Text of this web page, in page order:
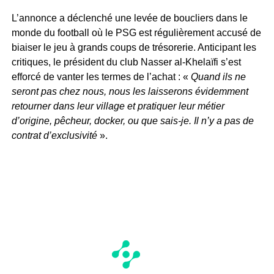
L’annonce a déclenché une levée de boucliers dans le
monde du football où le PSG est régulièrement accusé de
biaiser le jeu à grands coups de trésorerie. Anticipant les
critiques, le président du club Nasser al-Khelaïfi s’est
efforcé de vanter les termes de l’achat : « Quand ils ne
seront pas chez nous, nous les laisserons évidemment
retourner dans leur village et pratiquer leur métier
d’origine, pêcheur, docker, ou que sais-je. Il n’y a pas de
contrat d’exclusivité».